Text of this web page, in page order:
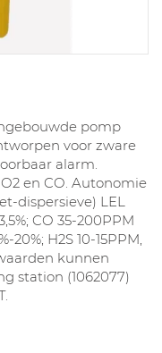
pomp
voor zware
alarm.
en CO. Autonomie
dispersieve) LEL
CO 35-200PPM
20%; H2S 10-15PPM,
kunnen
station (1062077)